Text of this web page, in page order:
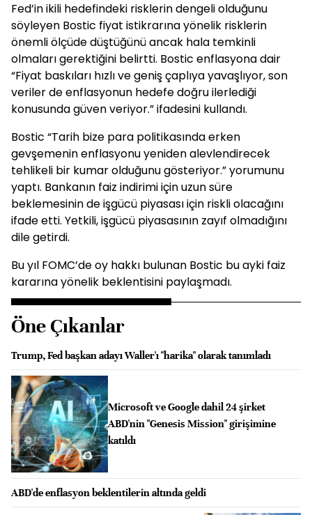
Fed’in ikili hedefindeki risklerin dengeli olduğunu
söyleyen Bostic fiyat istikrarına yönelik risklerin
önemli ölçüde düştüğünü ancak hala temkinli
olmaları gerektiğini belirtti. Bostic enflasyona dair
“Fiyat baskıları hızlı ve geniş çaplıya yavaşlıyor, son
veriler de enflasyonun hedefe doğru ilerlediği
konusunda güven veriyor.” ifadesini kullandı.
Bostic “Tarih bize para politikasında erken
gevşemenin enflasyonu yeniden alevlendirecek
tehlikeli bir kumar olduğunu gösteriyor.” yorumunu
yaptı. Bankanın faiz indirimi için uzun süre
beklemesinin de işgücü piyasası için riskli olacağını
ifade etti. Yetkili, işgücü piyasasının zayıf olmadığını
dile getirdi.
Bu yıl FOMC’de oy hakkı bulunan Bostic bu ayki faiz
kararına yönelik beklentisini paylaşmadı.
Öne Çıkanlar
Trump, Fed başkan adayı Waller'ı "harika" olarak tanımladı
Microsoft ve Google dahil 24 şirket
ABD'nin "Genesis Mission" girişimine
katıldı
ABD'de enflasyon beklentilerin altında geldi